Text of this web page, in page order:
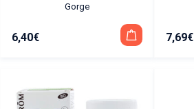
Gorge
6,40€ 7,69€